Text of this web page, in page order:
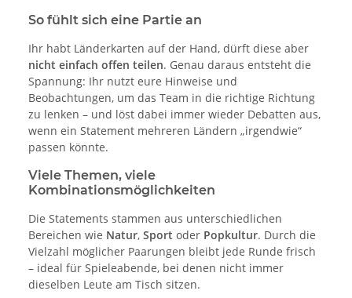
So fühlt sich eine Partie an
Ihr habt Länderkarten auf der Hand, dürft diese aber
nicht einfach offen teilen. Genau daraus entsteht die
Spannung: Ihr nutzt eure Hinweise und
Beobachtungen, um das Team in die richtige Richtung
zu lenken – und löst dabei immer wieder Debatten aus,
wenn ein Statement mehreren Ländern „irgendwie“
passen könnte.
Viele Themen, viele
Kombinationsmöglichkeiten
Die Statements stammen aus unterschiedlichen
Bereichen wie Natur, Sport oder Popkultur. Durch die
Vielzahl möglicher Paarungen bleibt jede Runde frisch
– ideal für Spieleabende, bei denen nicht immer
dieselben Leute am Tisch sitzen.